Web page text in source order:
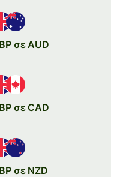
σε AUD
σε CAD
σε NZD